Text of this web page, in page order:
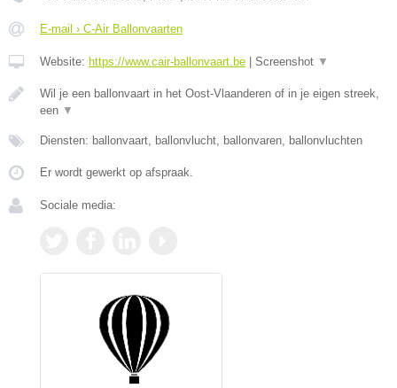
E-mail › C-Air Ballonvaarten
Website: https://www.cair-ballonvaart.be Screenshot ▼
Wil je een ballonvaart in het Oost-Vlaanderen of in je eigen streek,
een ▼
Diensten: ballonvaart, ballonvlucht, ballonvaren, ballonvluchten
Er wordt gewerkt op afspraak.
Sociale media: